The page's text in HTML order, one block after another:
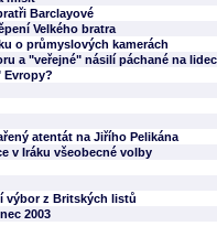
Barclayové
Velkého bratra
o průmyslových kamerách
a "veřejné" násilí páchané na
Evropy?
atentát na Jiřího Pelikána
v Iráku všeobecné volby
výbor z Britských listů
2003